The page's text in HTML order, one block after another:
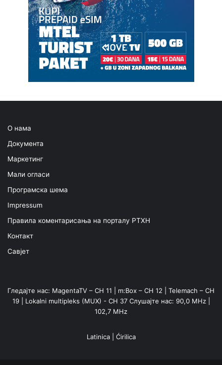
О нама
Документа
Маркетинг
Мали огласи
Програмска шема
Impressum
Правила коментарисања на порталу РТХН
Контакт
Савјет
Гледајте нас: MagentaTV – CH 11 | m:Box – CH 12 | Telemach – CH
19 | Lokalni multipleks (MUX) - CH 37 Слушајте нас: 90,0 MHz |
102,7 MHz
Latinica| Ćirilica